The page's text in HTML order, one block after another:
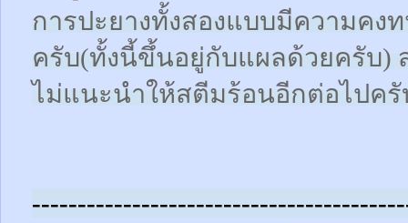
การปะยางทั้งสองแบบมีความคง
ครับ(ทั้งนี้ขึ้นอยู่กับแผลด้วยครับ)
ไม่แนะนำให้สตีมร้อนอีกต่อไปครั